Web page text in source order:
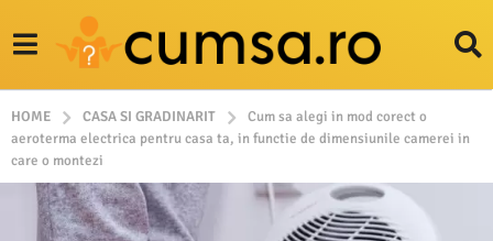
HOME CASA SI GRADINARIT
Cum sa alegi in mod corect o
aeroterma electrica pentru casa ta, in functie de dimensiunile camerei in
care o montezi